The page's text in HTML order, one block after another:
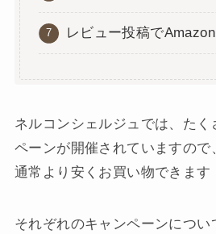
レビュー投稿で
ネルコンシェルジュでは、たく
ペーンが開催されていますの
通常より安くお買い物できます
それぞれのキャンペーンについ